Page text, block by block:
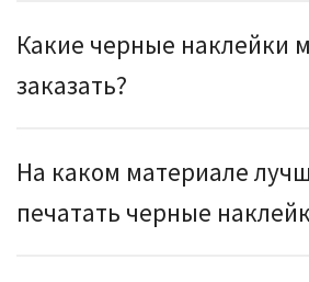
Какие черные наклейки
заказать?
На каком материале
печатать черные